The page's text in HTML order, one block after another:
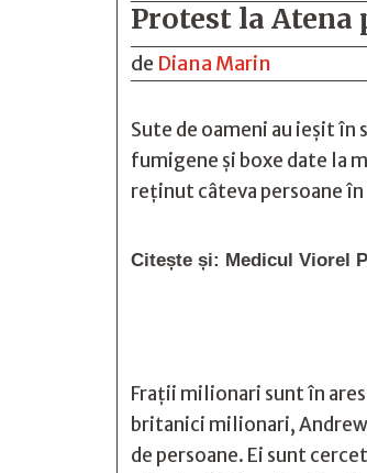
Protest la
de Diana Marin
Sute de oameni au ieșit
fumigene și boxe date la
reținut câteva persoane
Citește și: Medicul Viorel
Frații milionari sunt în
britanici milionari,
de persoane. Ei sunt